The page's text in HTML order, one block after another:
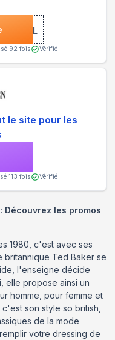
92 fois Vérifié
le site pour les
113 fois Vérifié
Découvrez les promos
1980, c'est avec ses
britannique Ted Baker se
l'enseigne décide
elle propose ainsi un
homme, pour femme et
son style so british,
de la mode
votre dressing de